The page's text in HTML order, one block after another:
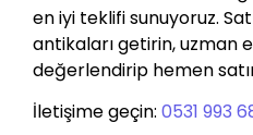
en iyi teklifi sunuyoruz.
antikaları getirin, uzman
değerlendirip hemen
İletişime geçin: 0531 993